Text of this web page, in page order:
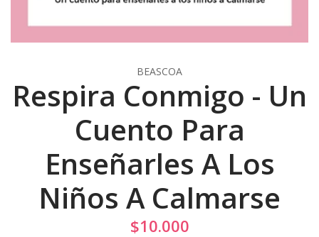
BEASCOA
Respira Conmigo - Un
Cuento Para
Enseñarles A Los
Niños A Calmarse
$10.000